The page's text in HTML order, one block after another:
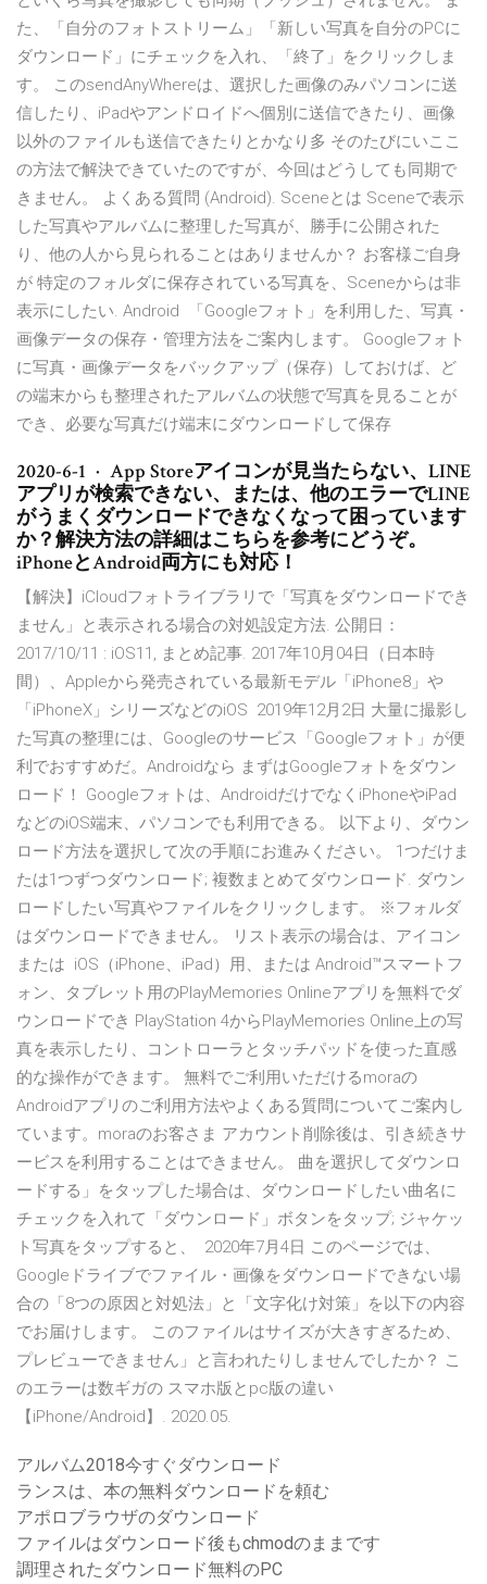
た、「自分のフォトストリーム」「新しい写真を自分のPCに
ダウンロード」にチェックを入れ、「終了」をクリックしま
す。 このsendAnyWhereは、選択した画像のみパソコンに送
信したり、iPadやアンドロイドへ個別に送信できたり、画像
以外のファイルも送信できたりとかなり多 そのたびにいここ
の方法で解決できていたのですが、今回はどうしても同期で
きません。 よくある質問 (Android). Sceneとは Sceneで表示
した写真やアルバムに整理した写真が、勝手に公開された
り、他の人から見られることはありませんか？ お客様ご自身
が 特定のフォルダに保存されている写真を、Sceneからは非
表示にしたい. Android 「Googleフォト」を利用した、写真・
画像データの保存・管理方法をご案内します。 Googleフォト
に写真・画像データをバックアップ（保存）しておけば、ど
の端末からも整理されたアルバムの状態で写真を見ることが
でき、必要な写真だけ端末にダウンロードして保存
2020-6-1 · App Storeアイコンが見当たらない、LINE
アプリが検索できない、または、他のエラーでLINE
がうまくダウンロードできなくなって困っています
か？解決方法の詳細はこちらを参考にどうぞ。
iPhoneとAndroid両方にも対応！
【解決】iCloudフォトライブラリで「写真をダウンロードでき
ません」と表示される場合の対処設定方法. 公開日：
2017/10/11 : iOS11, まとめ記事. 2017年10月04日（日本時
間）、Appleから発売されている最新モデル「iPhone8」や
「iPhoneX」シリーズなどのiOS 2019年12月2日 大量に撮影し
た写真の整理には、Googleのサービス「Googleフォト」が便
利でおすすめだ。Androidなら まずはGoogleフォトをダウン
ロード！ Googleフォトは、AndroidだけでなくiPhoneやiPad
などのiOS端末、パソコンでも利用できる。 以下より、ダウン
ロード方法を選択して次の手順にお進みください。 1つだけま
たは1つずつダウンロード; 複数まとめてダウンロード. ダウン
ロードしたい写真やファイルをクリックします。 ※フォルダ
はダウンロードできません。 リスト表示の場合は、アイコン
または iOS（iPhone、iPad）用、または Android™スマートフ
ォン、タブレット用のPlayMemories Onlineアプリを無料でダ
ウンロードでき PlayStation 4からPlayMemories Online上の写
真を表示したり、コントローラとタッチパッドを使った直感
的な操作ができます。 無料でご利用いただけるmoraの
Androidアプリのご利用方法やよくある質問についてご案内し
ています。moraのお客さま アカウント削除後は、引き続きサ
ービスを利用することはできません。 曲を選択してダウンロ
ードする」をタップした場合は、ダウンロードしたい曲名に
チェックを入れて「ダウンロード」ボタンをタップ; ジャケッ
ト写真をタップすると、 2020年7月4日 このページでは、
Googleドライブでファイル・画像をダウンロードできない場
合の「8つの原因と対処法」と「文字化け対策」を以下の内容
でお届けします。 このファイルはサイズが大きすぎるため、
プレビューできません」と言われたりしませんでしたか？ こ
のエラーは数ギガの スマホ版とpc版の違い
【iPhone/Android】. 2020.05.
アルバム2018今すぐダウンロード
ランスは、本の無料ダウンロードを頼む
アポロブラウザのダウンロード
ファイルはダウンロード後もchmodのままです
調理されたダウンロード無料のPC